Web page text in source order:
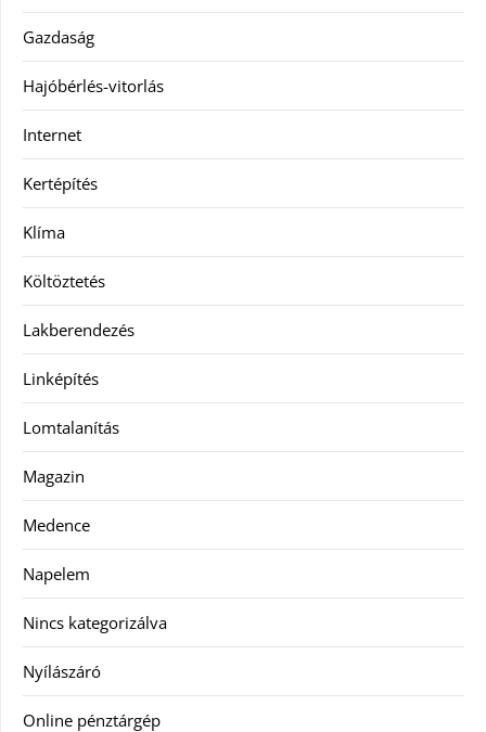
Gazdaság
Hajóbérlés-vitorlás
Internet
Kertépítés
Klíma
Költöztetés
Lakberendezés
Linképítés
Lomtalanítás
Magazin
Medence
Napelem
Nincs kategorizálva
Nyílászáró
Online pénztárgép